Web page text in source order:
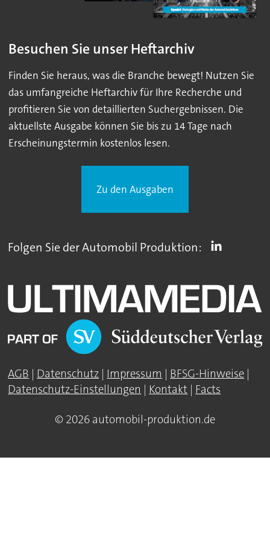
Besuchen Sie unser Heftarchiv
Finden Sie heraus, was die Branche bewegt! Nutzen Sie
das umfangreiche Heftarchiv für Ihre Recherche und
profitieren Sie von detaillierten Suchergebnissen. Die
aktuellste Ausgabe können Sie bis zu 14 Tage nach
Erscheinungstermin kostenlos lesen.
Zu den Ausgaben
Folgen Sie der Automobil Produktion:
AGB | Datenschutz | Impressum | BFSG-Hinweise |
Datenschutz-Einstellungen | Kontakt | Facts
© 2026 automobil-produktion.de